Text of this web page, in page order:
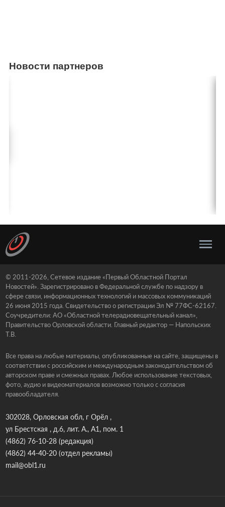
Новости партнеров
© 2011-2026, Сетевое издание «Первый Областной Портал
Новостей». Зарегистрировано в Федеральной службе по надзору в
сфере связи, информационных технологий и массовых коммуникаций
26 июня 2015 года. Свидетельство о регистрации Эл № 77ФС-62167.
Соучредители: АО «Областной телерадиовещательный канал»,
Правительство Орловской области. Главный редактор — Напольских
Т.В.
Все права на любые материалы, опубликованные на сайте, защищены в
соответствии с российским и международным законодательством об
авторском праве и смежных правах. Любое использование текстовых,
фото, аудио и видеоматериалов возможно только с согласия
правообладателя.
302028, Орловская обл, г Орёл ,
ул Брестская , д.6, лит. А., А1, пом. 1
(4862) 76-10-28(редакция)
(4862) 44-40-20(отдел рекламы)
mail@obl1.ru